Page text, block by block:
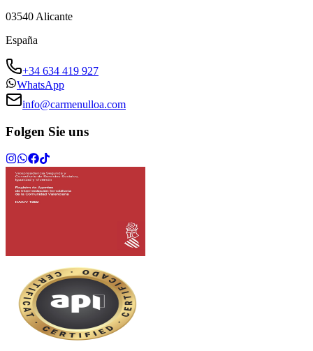
03540 Alicante
España
+34 634 419 927
WhatsApp
info@carmenulloa.com
Folgen Sie uns